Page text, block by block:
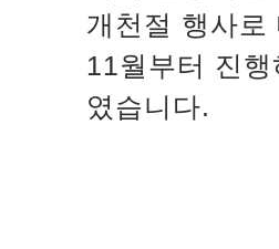
개천절 행사로
11월부터 진
였습니다.